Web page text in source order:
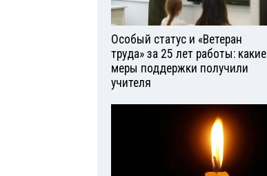
Особый статус и «Ветеран
труда» за 25 лет работы: какие
меры поддержки получили
учителя